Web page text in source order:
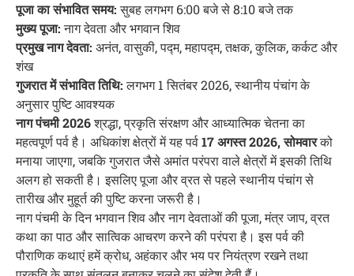
पूजा का संभावित समय:सुबह लगभग 6:00 बजे से 8:10 बजे तक
मुख्य पूजा:नाग देवता और भगवान शिव
प्रमुख नाग देवता: अनंत, वासुकी, पद्म, महापद्म, तक्षक, कुलिक, कर्कट और
शंख
गुजरात में संभावित तिथि:लगभग 1 सितंबर 2026, स्थानीय पंचांग के
अनुसार पुष्टि आवश्यक
नाग पंचमी 2026श्रद्धा, प्रकृति संरक्षण और आध्यात्मिक चेतना का
महत्वपूर्ण पर्व है। अधिकांश क्षेत्रों में यह पर्व17 अगस्त 2026, सोमवारको
मनाया जाएगा, जबकि गुजरात जैसे अमांत परंपरा वाले क्षेत्रों में इसकी तिथि
अलग हो सकती है। इसलिए पूजा और व्रत से पहले स्थानीय पंचांग से
तारीख और मुहूर्त की पुष्टि करना जरूरी है।
नाग पंचमी के दिन भगवान शिव और नाग देवताओं की पूजा, मंत्र जाप, व्रत
कथा का पाठ और सात्विक आचरण करने की परंपरा है। इस पर्व की
पौराणिक कथाएं हमें क्रोध, अहंकार और भय पर नियंत्रण रखने तथा